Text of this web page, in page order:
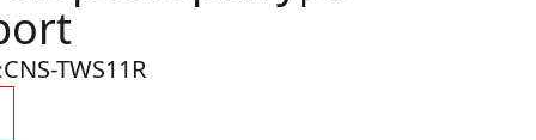
CNS-TWS11R